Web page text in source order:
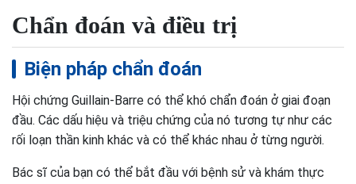
Chẩn đoán và điều trị
Biện pháp chẩn đoán
Hội chứng Guillain-Barre có thể khó chẩn đoán ở giai đoạn
đầu. Các dấu hiệu và triệu chứng của nó tương tự như các
rối loạn thần kinh khác và có thể khác nhau ở từng người.
Bác sĩ của bạn có thể bắt đầu với bệnh sử và khám thực